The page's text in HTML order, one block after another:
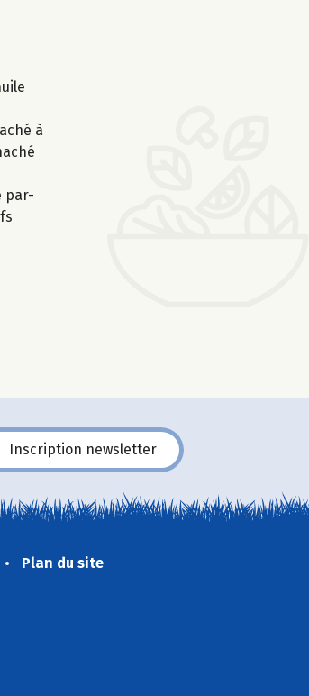
à
par-
Inscription newsletter
Plan du site